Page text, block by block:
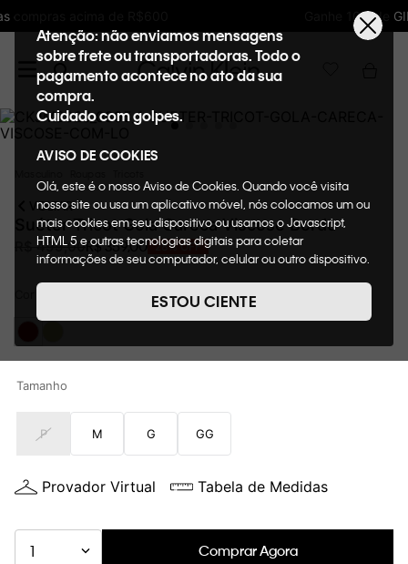
Ganhe 10% de GIFTBACK em todas as compras
Atenção: não enviamos mensagens
sobre frete ou transportadoras. Todo o
pagamento acontece no ato da sua
compra.
Cuidado com golpes.
AVISO DE COOKIES
Olá, este é o nosso Aviso de Cookies. Quando você visita
nosso site ou usa um aplicativo móvel, nós colocamos um ou
mais cookies em seu dispositivo ou usamos o Javascript,
HTML 5 e outras tecnologias digitais para coletar
informações de seu computador, celular ou outro dispositivo.
de cookies, informaremos quais cookies usaremos e quais
suas funções. A forma como processamos os dados
nosso Aviso de Privacidade. Quando você visita nosso site,
fornecer a você toda a funcionalidade do site, incluindo,
Cookies acesse o link.
ESTOU CIENTE
VOLTAR
Suéter Tricot Gola Careca Viscose Bordo
499,00R$359 ,00 28%OFF
Tamanho
P M G GG
Provador Virtual Tabela de Medidas
1 Comprar Agora